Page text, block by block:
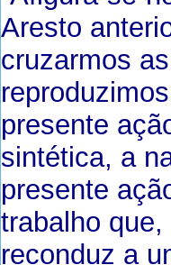
Aresto
cruzarmos
presente
sintética, a
presente
trabalho
reconduz a